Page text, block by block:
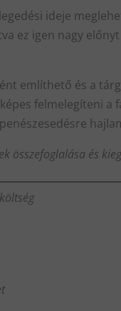
ideje
ez igen nagy
említhető és a
felmelegíteni a
összefoglalása és